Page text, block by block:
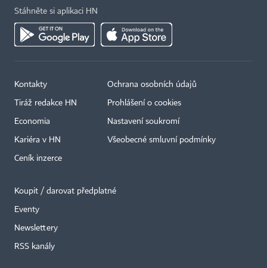
Stáhněte si aplikaci HN
Kontakty
Tiráž redakce HN
Economia
Kariéra v HN
Ceník inzerce
Ochrana osobních údajů
Prohlášení o cookies
Nastavení soukromí
Všeobecné smluvní podmínky
Koupit / darovat předplatné
Eventy
Newslettery
RSS kanály